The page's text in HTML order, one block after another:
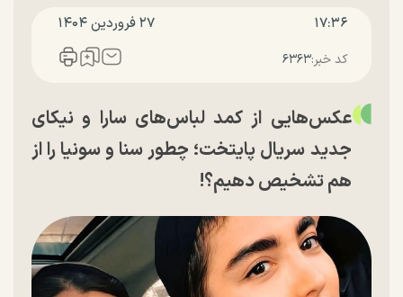
۱۷:۳۶ ۲۷ فروردين ۱۴۰۴
کد خبر:۶۳۶۳
عکس‌هایی از کمد لباس‌های سارا و نیکای
جدید سریال پایتخت؛ چطور سنا و سونیا را از
هم تشخیص دهیم؟!